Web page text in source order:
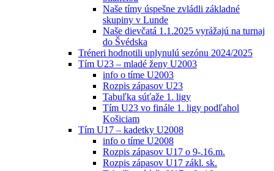
Naše tímy úspešne zvládli základné
skupiny v Lunde
Naše dievčatá 1.1.2025 vyrážajú na turnaj
do Švédska
Tréneri hodnotili uplynulú sezónu 2024/2025
Tím U23 – mladé ženy U2003
info o tíme U2003
Rozpis zápasov U23
Tabuľka súťaže 1. ligy
Tím U23 vo finále 1. ligy podľahol
Košiciam
Tím U17 – kadetky U2008
info o tíme U2008
Rozpis zápasov U17 o 9-.16.m.
Rozpis zápasov U17 zákl. sk.